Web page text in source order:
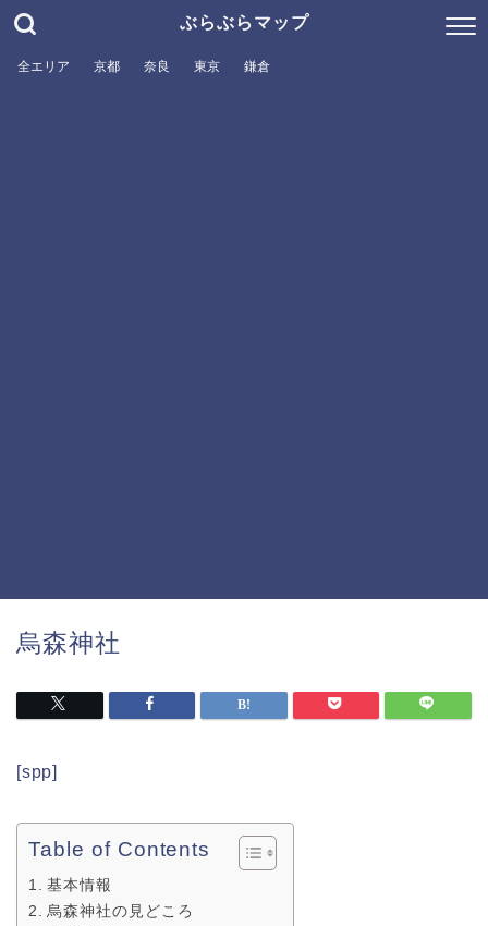
ぶらぶらマップ
全エリア 京都 奈良 東京 鎌倉
烏森神社
[spp]
Table of Contents
基本情報
烏森神社の見どころ